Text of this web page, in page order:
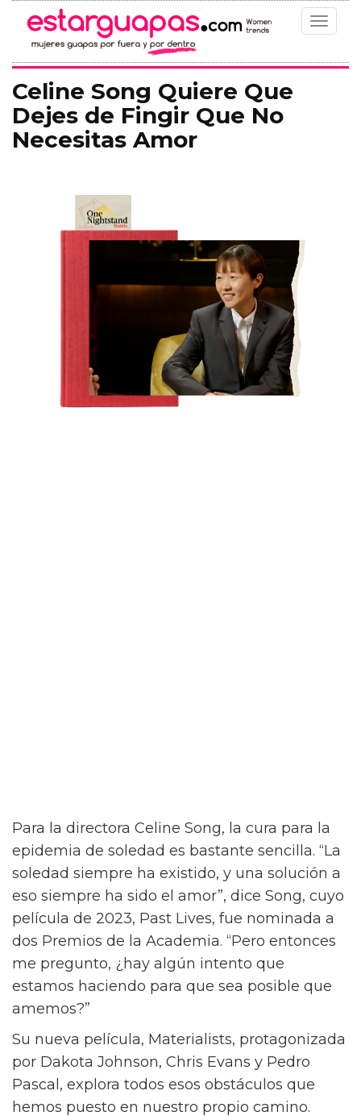
Toggle
Celine Song Quiere Que
Dejes de Fingir Que No
Necesitas Amor
Para la directora Celine Song, la cura para la
epidemia de soledad es bastante sencilla. “La
soledad siempre ha existido, y una solución a
eso siempre ha sido el amor”, dice Song, cuyo
película de 2023, Past Lives, fue nominada a
dos Premios de la Academia. “Pero entonces
me pregunto, ¿hay algún intento que
estamos haciendo para que sea posible que
amemos?”
Su nueva película, Materialists, protagonizada
por Dakota Johnson, Chris Evans y Pedro
Pascal, explora todos esos obstáculos que
hemos puesto en nuestro propio camino.